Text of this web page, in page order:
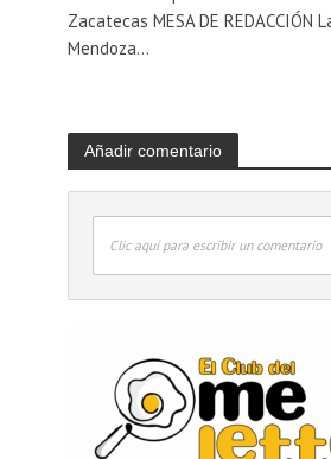
Zacatecas MESA DE REDACCIÓN
Mendoza...
Añadir comentario
Clic aquí para escribir un comentario